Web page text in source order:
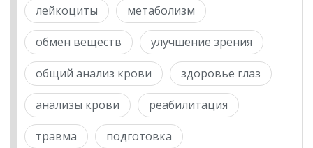
лейкоциты метаболизм
обмен веществ улучшение зрения
общий анализ крови здоровье глаз
анализы крови реабилитация
травма подготовка